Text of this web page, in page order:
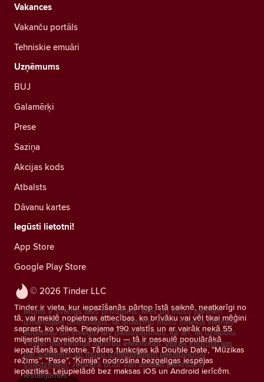
© 2026 Tinder LLC
Tinder ir vieta, kur iepazīšanās pārtop īstā saiknē, neatkarīgi no
tā, vai meklē nopietnas attiecības, ko brīvāku vai vēl tikai mēģini
saprast, ko vēlies. Pieejama 190 valstīs un ar vairāk nekā 55
miljardiem izveidotu saderību — tā ir pasaulē populārākā
iepazīšanās lietotne. Tādas funkcijas kā Double Date, "Mūzikas
režīms", "Pase", "Ķīmija" nodrošina bezgalīgas iespējas
iepazīties. Lejupielādē bez maksas iOS un Android ierīcēm.
Vakances
Vakanču portāls
Tehniskie emuāri
Uzņēmums
BUJ
Galamērķi
Prese
Saziņa
Akcijas kods
Atbalsts
Dāvanu kartes
Iegūsti lietotni!
App Store
Google Play Store
Mums ir svarīgs tavs privātums. Mēs un mūsu partneri
izmantojam izsekotājus, lai analizētu mūsu tīmekļa vietnes
auditoriju un sniegtu tev piedāvājumus, kā arī, lai uzlabotu
Tinder mārketinga darbību efektivitāti. Vairāk informācijas
par sīkfailiem un mūsu izmantotajiem pakalpojumu
sniedzējiem. Jebkurā brīdī vari atsaukt piekrišanu
iestatījumos.